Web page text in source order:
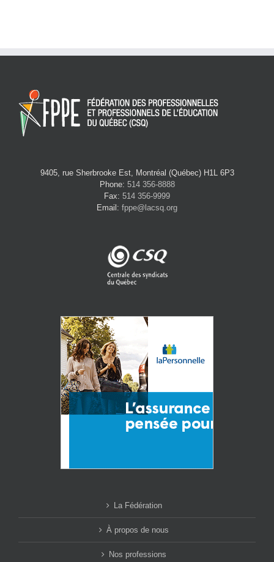
9405, rue Sherbrooke Est, Montréal (Québec) H1L 6P3
Phone: 514 356-8888
Fax: 514 356-9999
Email: fppe@lacsq.org
La Fédération
À propos de nous
Nos professions